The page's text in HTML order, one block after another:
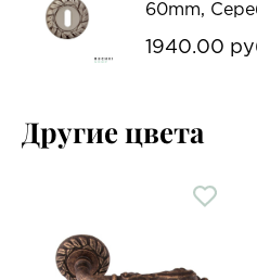
60mm,
1940.00
Другие цвета